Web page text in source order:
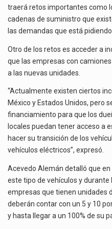
traerá retos importantes como
cadenas de suministro que
las demandas que está
Otro de los retos es acceder a
que las empresas con
a las nuevas unidades.
“Actualmente existen ciertos
México y Estados Unidos, pero
financiamiento para que los
locales puedan tener acceso a
hacer su transición de los
vehículos eléctricos”, expresó.
Acevedo Alemán detalló que
este tipo de vehículos y durante
empresas que tienen unidades
deberán contar con un 5 y 10
y hasta llegar a un 100% de su